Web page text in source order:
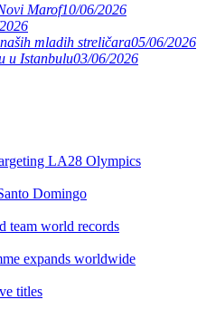
Marof10/06/2026
mladih streličara05/06/2026
u Istanbulu03/06/2026
LA28 Olympics
Domingo
team world records
expands worldwide
titles